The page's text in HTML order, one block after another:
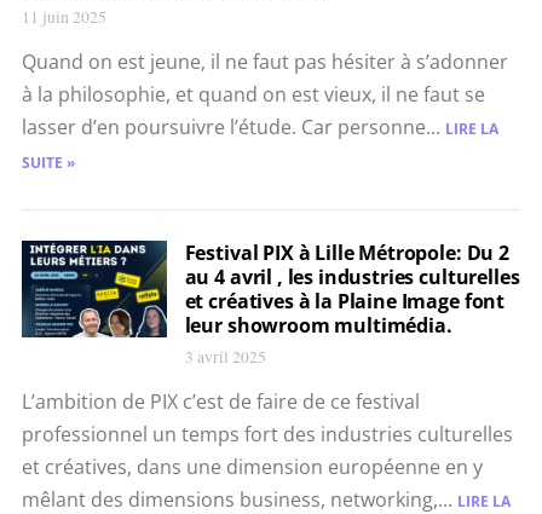
11 juin 2025
Quand on est jeune, il ne faut pas hésiter à s’adonner
à la philosophie, et quand on est vieux, il ne faut se
lasser d’en poursuivre l’étude. Car personne... LIRE LA
SUITE »
Festival PIX à Lille Métropole: Du 2
au 4 avril , les industries culturelles
et créatives à la Plaine Image font
leur showroom multimédia.
3 avril 2025
L’ambition de PIX c’est de faire de ce festival
professionnel un temps fort des industries culturelles
et créatives, dans une dimension européenne en y
mêlant des dimensions business, networking,... LIRE LA